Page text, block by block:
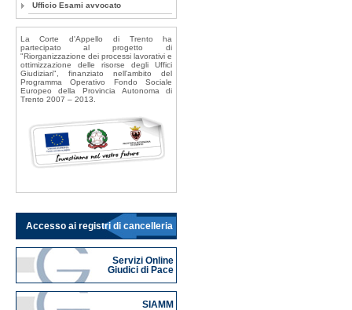
Ufficio Esami avvocato
La Corte d'Appello di Trento ha
partecipato al progetto di
"Riorganizzazione dei processi lavorativi e
ottimizzazione delle risorse degli Uffici
Giudiziari", finanziato nell'ambito del
Programma Operativo Fondo Sociale
Europeo della Provincia Autonoma di
Trento 2007 – 2013.
Accesso ai registri di cancelleria
Servizi Online
Giudici di Pace
SIAMM